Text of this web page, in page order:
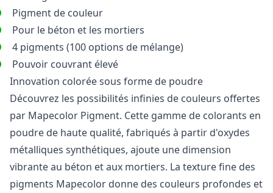
Pigment de couleur
Pour le béton et les mortiers
4 pigments (100 options de mélange)
Pouvoir couvrant élevé
Innovation colorée sous forme de poudre
Découvrez les possibilités infinies de couleurs offertes
par Mapecolor Pigment. Cette gamme de colorants en
poudre de haute qualité, fabriqués à partir d'oxydes
métalliques synthétiques, ajoute une dimension
vibrante au béton et aux mortiers. La texture fine des
pigments Mapecolor donne des couleurs profondes et